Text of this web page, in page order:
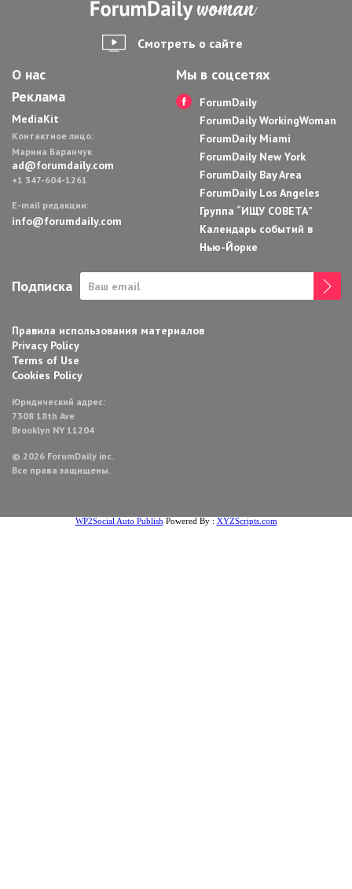
Смотреть о сайте
О нас
Реклама
MediaKit
Контактное лицо:
Марина Баранчук
ad@forumdaily.com
+1 347-604-1261
E-mail редакции:
info@forumdaily.com
Мы в соцсетях
ForumDaily
ForumDaily WorkingWoman
ForumDaily Miami
ForumDaily New York
ForumDaily Bay Area
ForumDaily Los Angeles
Группа “ИЩУ СОВЕТА”
Календарь событий в
Нью-Йорке
Подписка
Правила использования материалов
Privacy Policy
Terms of Use
Cookies Policy
Юридический адрес:
7308 18th Ave
Brooklyn NY 11204
© 2026 ForumDaily inc.
Все права защищены.
WP2Social Auto Publish Powered By : XYZScripts.com